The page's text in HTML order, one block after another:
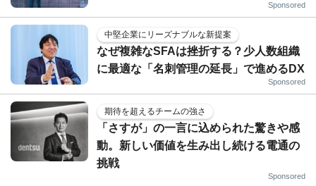
Sponsored
中堅企業にリーズナブルな新提案
なぜ複雑なSFAは挫折する？少人数組織
に最適な「名刺管理の延長」で進めるDX
Sponsored
期待を超えるチームの強さ
「さすが」の一言に込められた驚きや感
動。新しい価値を生み出し続ける電通の
挑戦
Sponsored